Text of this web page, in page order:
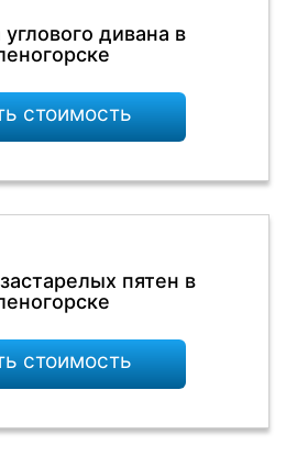
дивана в
стоимость
пятен в
стоимость